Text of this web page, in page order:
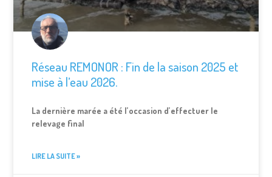
Réseau REMONOR : Fin de la saison 2025 et
mise à l’eau 2026.
La dernière marée a été l’occasion d’effectuer le
relevage final
LIRE LA SUITE »